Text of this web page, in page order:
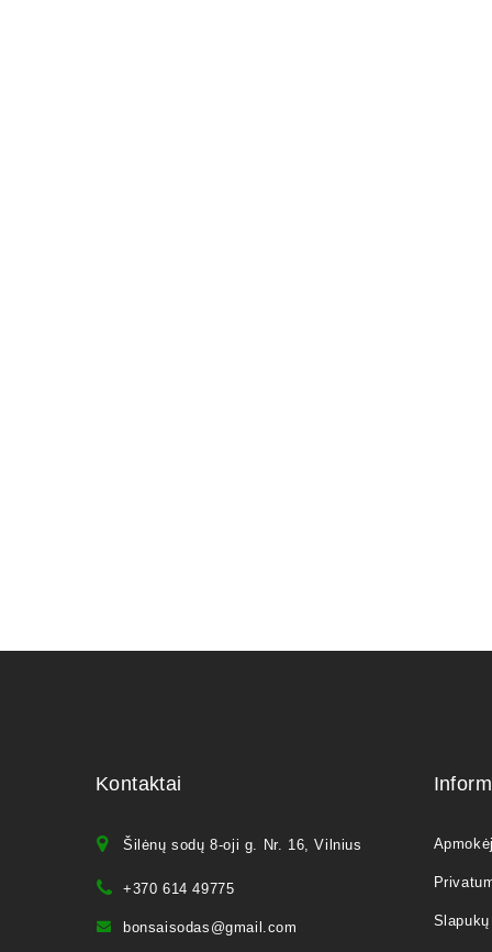
Kontaktai
Šilėnų sodų 8-oji g. Nr. 16, Vilnius
+370 614 49775
bonsaisodas@gmail.com